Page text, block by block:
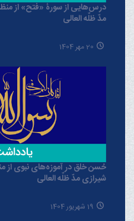
درس‌هایی از سورۀ «فتح» از
مدّ ظلّه العالی
20 مهر 1404
حُسن خلق در آموزه‌های نبوی از
شیرازی مدّ ظلّه العالی
19 شهریور 1404